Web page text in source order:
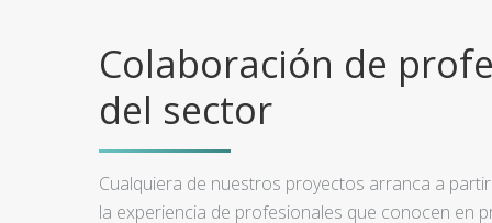
Colaboración de
del sector
Cualquiera de nuestros proyectos arranca a
la experiencia de profesionales que conocen en